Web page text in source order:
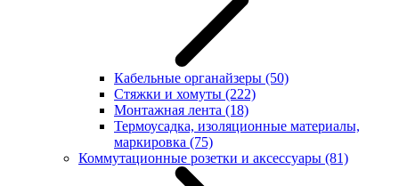
Кабельные органайзеры (50)
Стяжки и хомуты (222)
Монтажная лента (18)
Термоусадка, изоляционные материалы,
маркировка (75)
Коммутационные розетки и аксессуары (81)